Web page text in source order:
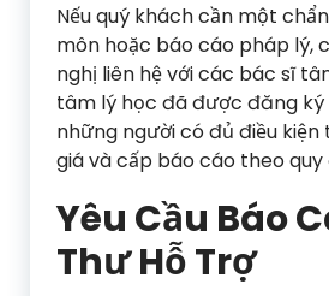
Nếu quý khách cần một
môn hoặc báo cáo pháp lý,
nghị liên hệ với các bác sĩ
tâm lý học đã được đăng ký
những người có đủ điều
giá và cấp báo cáo theo quy
Yêu Cầu Báo
Thư Hỗ Trợ